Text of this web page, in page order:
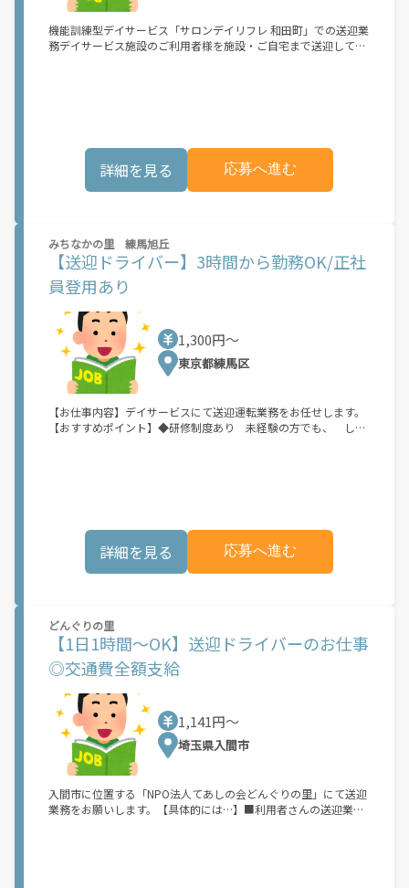
機能訓練型デイサービス「サロンデイリフレ 和田町」での送迎業
務デイサービス施設のご利用者様を施設・ご自宅まで送迎してい
詳細を見る 応募へ進む
みちなかの里 練馬旭丘
【送迎ドライバー】3時間から勤務OK/正社
員登用あり
1,300円〜
東京都練馬区
【お仕事内容】デイサービスにて送迎運転業務をお任せします。
【おすすめポイント】◆研修制度あり 未経験の方でも、 しっ
です◎また、無資格・未経験の方でもお仕事を始めやすい職場環
境も整っています。是非一緒に働いてみませんか？たくさんのご
応募をお待ちしております！
詳細を見る 応募へ進む
どんぐりの里
【1日1時間～OK】送迎ドライバーのお仕事
◎交通費全額支給
1,141円〜
埼玉県入間市
入間市に位置する「NPO法人てあしの会どんぐりの里」にて送迎
業務をお願いします。【具体的には…】■利用者さんの送迎業務